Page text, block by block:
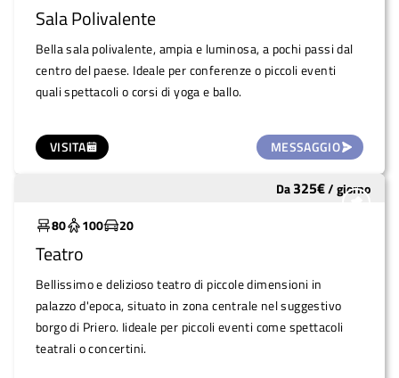
VISITA MESSAGGIO
Sala Polivalente
Bella sala polivalente, ampia e luminosa, a pochi passi dal
centro del paese. Ideale per conferenze o piccoli eventi
quali spettacoli o corsi di yoga e ballo.
Da325€/giorno
80
100 20
Teatro
Bellissimo e delizioso teatro di piccole dimensioni in
palazzo d'epoca, situato in zona centrale nel suggestivo
borgo di Priero. Iideale per piccoli eventi come spettacoli
teatrali o concertini.